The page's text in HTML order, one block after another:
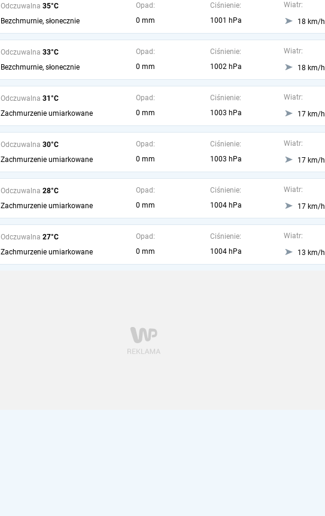
Odczuwalna 35°C
Bezchmurnie, słonecznie
Opad:
0 mm
Ciśnienie:
1001 hPa
Wiatr:
18 km/h
Odczuwalna 33°C
Bezchmurnie, słonecznie
Opad:
0 mm
Ciśnienie:
1002 hPa
Wiatr:
18 km/h
Odczuwalna 31°C
Zachmurzenie umiarkowane
Opad:
0 mm
Ciśnienie:
1003 hPa
Wiatr:
17 km/h
Odczuwalna 30°C
Zachmurzenie umiarkowane
Opad:
0 mm
Ciśnienie:
1003 hPa
Wiatr:
17 km/h
Odczuwalna 28°C
Zachmurzenie umiarkowane
Opad:
0 mm
Ciśnienie:
1004 hPa
Wiatr:
17 km/h
Odczuwalna 27°C
Zachmurzenie umiarkowane
Opad:
0 mm
Ciśnienie:
1004 hPa
Wiatr:
13 km/h